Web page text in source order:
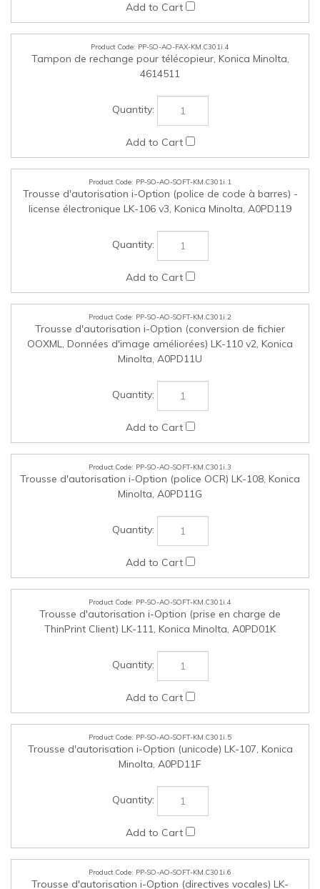
PP-SO-AO-SOFT-KM.C301i.2
OOXML, Données d'image améliorées) LK-110 v2, Konica
Minolta, A0PD11U
PP-SO-AO-SOFT-KM.C301i.3
Trousse d'autorisation i-Option (police OCR) LK-108, Konica
Minolta, A0PD11G
PP-SO-AO-SOFT-KM.C301i.4
Trousse d'autorisation i-Option (prise en charge de
PP-SO-AO-SOFT-KM.C301i.5
Trousse d'autorisation i-Option (unicode) LK-107, Konica
Minolta, A0PD11F
PP-SO-AO-SOFT-KM.C301i.6
Trousse d'autorisation i-Option (directives vocales) LK-
104 v3, Konica Minolta, A0PD117
PP-SO-AO-ESEC-KM.C301i.1
SC-509 - Trousse de sécurité, Konica Minolta, ACDKWY1
Clavier de type ordinateur pour entrée de données
alphanumériques, Konica Minolta, 7640006869